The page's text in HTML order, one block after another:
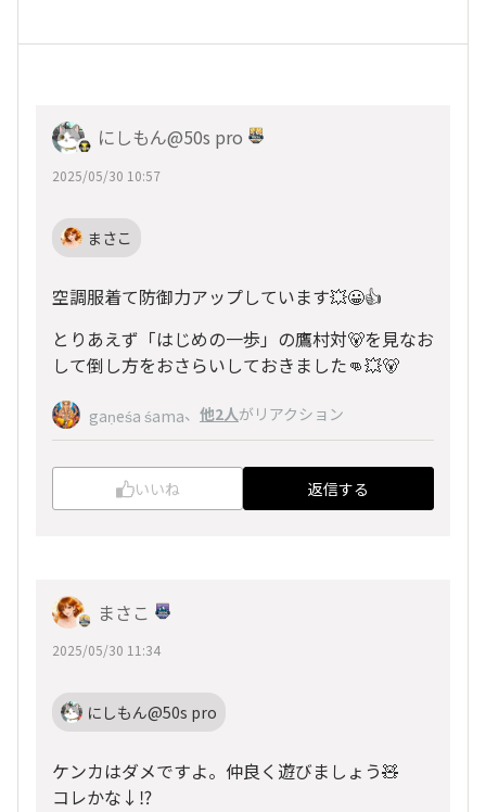
にしもん@50s pro
2025/05/30 10:57
まさこ
空調服着て防御力アップしています💥😀👍
とりあえず「はじめの一歩」の鷹村対🐻を見なお
して倒し方をおさらいしておきました👊💥🐻
gaṇeśa śama、 他2人がリアクション
いいね 返信する
まさこ
2025/05/30 11:34
にしもん@50s pro
ケンカはダメですよ。仲良く遊びましょう🧸
コレかな↓⁉️